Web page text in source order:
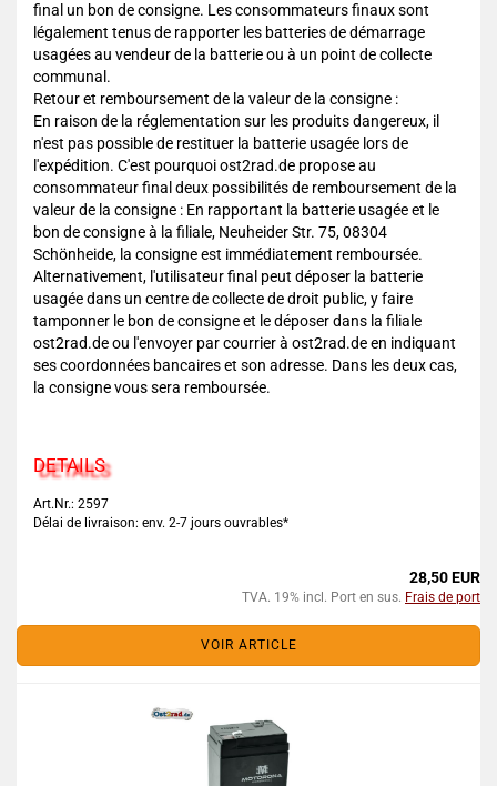
final un bon de consigne. Les consommateurs finaux sont
légalement tenus de rapporter les batteries de démarrage
usagées au vendeur de la batterie ou à un point de collecte
communal.
Retour et remboursement de la valeur de la consigne :
En raison de la réglementation sur les produits dangereux, il
n'est pas possible de restituer la batterie usagée lors de
l'expédition. C'est pourquoi ost2rad.de propose au
consommateur final deux possibilités de remboursement de la
valeur de la consigne : En rapportant la batterie usagée et le
bon de consigne à la filiale, Neuheider Str. 75, 08304
Schönheide, la consigne est immédiatement remboursée.
Alternativement, l'utilisateur final peut déposer la batterie
usagée dans un centre de collecte de droit public, y faire
tamponner le bon de consigne et le déposer dans la filiale
ost2rad.de ou l'envoyer par courrier à ost2rad.de en indiquant
ses coordonnées bancaires et son adresse. Dans les deux cas,
la consigne vous sera remboursée.
DETAILS
Art.Nr.: 2597
Délai de livraison: env. 2-7 jours ouvrables*
28,50 EUR
TVA. 19% incl. Port en sus. Frais de port
VOIR ARTICLE